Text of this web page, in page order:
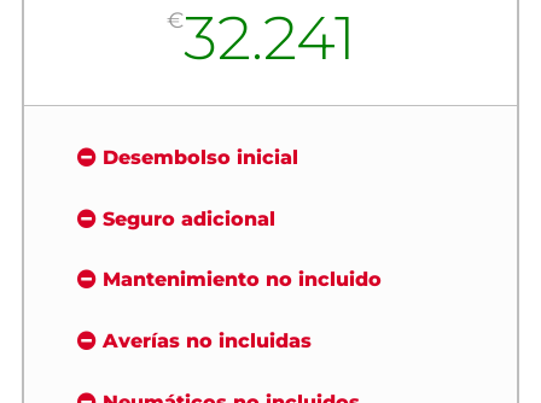
€32.241
Desembolso inicial
Seguro adicional
Mantenimiento no incluido
Averías no incluidas